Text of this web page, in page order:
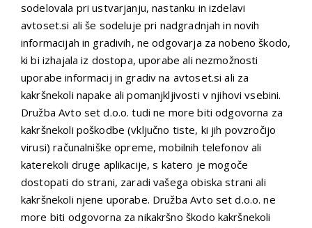
sodelovala pri ustvarjanju, nastanku in izdelavi
avtoset.si ali še sodeluje pri nadgradnjah in novih
informacijah in gradivih, ne odgovarja za nobeno škodo,
ki bi izhajala iz dostopa, uporabe ali nezmožnosti
uporabe informacij in gradiv na avtoset.si ali za
kakršnekoli napake ali pomanjkljivosti v njihovi vsebini.
Družba Avto set d.o.o. tudi ne more biti odgovorna za
kakršnekoli poškodbe (vključno tiste, ki jih povzročijo
virusi) računalniške opreme, mobilnih telefonov ali
katerekoli druge aplikacije, s katero je mogoče
dostopati do strani, zaradi vašega obiska strani ali
kakršnekoli njene uporabe. Družba Avto set d.o.o. ne
more biti odgovorna za nikakršno škodo kakršnekoli